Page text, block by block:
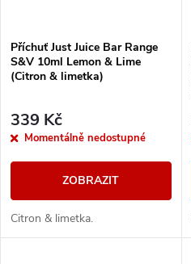
Příchuť Just Juice Bar Range
S&V 10ml Lemon & Lime
(Citron & limetka)
339 Kč
Momentálně nedostupné
ZOBRAZIT
Citron & limetka.